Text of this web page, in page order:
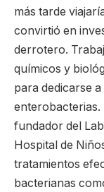
más tarde
convirtió en
derrotero.
químicos y
para dedicarse
enterobacterias.
fundador del
Hospital de
tratamientos
bacterianas